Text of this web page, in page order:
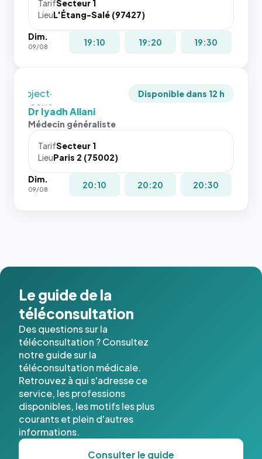
TarifSecteur 1
LieuL'Étang-Salé (97427)
Dim.
09/08 19:10 19:20 19:30
juste à
toutes les
puisque la
`object-
fit: cover`.
Sans ces
navigateur
pas la
place, et
cas. #}
Disponible dans 12 h
Dr Iyadh Allani
Médecin généraliste
TarifSecteur 1
LieuParis 2 (75002)
Dim.
09/08 20:10 20:20 20:30
Le guide de la
téléconsultation
Des questions sur la
téléconsultation ? Consultez
notre guide sur la
téléconsultation médicale.
Retrouvez à qui s'adresse ce
service, les professions
disponibles, les motifs les plus
courants et plein d'autres
informations.
Consulter le guide